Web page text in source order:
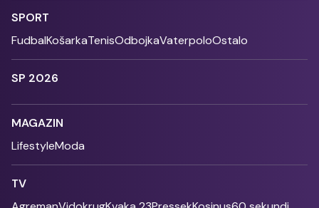
SPORT
FudbalKošarkaTenisOdbojkaVaterpoloOstalo
SP 2026
MAGAZIN
LifestyleModa
TV